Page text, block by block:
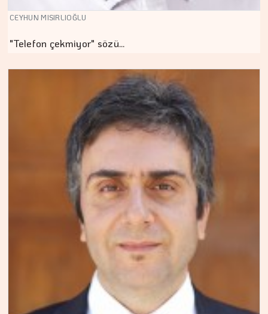
CEYHUN MISIRLIOĞLU
"Telefon çekmiyor" sözü…